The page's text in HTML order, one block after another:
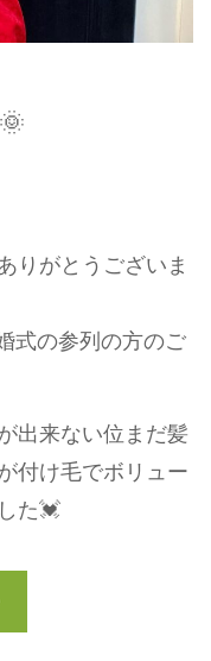
りがとうございま
式の参列の方のご
出来ない位まだ髪
付け毛でボリュー
た💓